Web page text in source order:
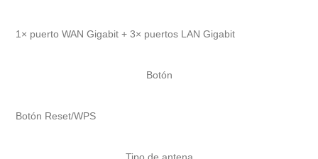
1× puerto WAN Gigabit + 3× puertos LAN Gigabit
Botón
Botón Reset/WPS